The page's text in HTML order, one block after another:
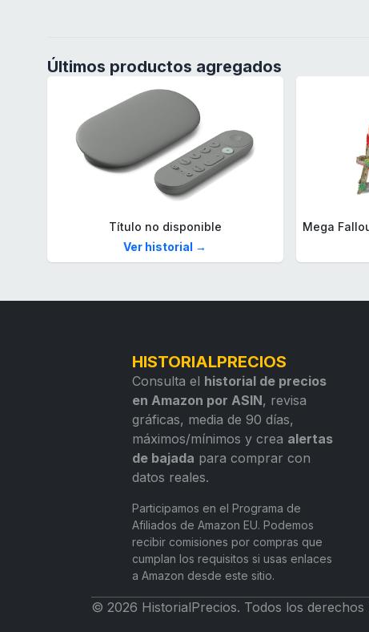
Últimos productos agregados
Título no disponible
Ver historial →
HISTORIALPRECIOS
Consulta el historial de precios
en Amazon por ASIN, revisa
gráficas, media de 90 días,
máximos/mínimos y crea alertas
de bajada para comprar con
datos reales.
Participamos en el Programa de
Afiliados de Amazon EU. Podemos
recibir comisiones por compras que
cumplan los requisitos si usas enlaces
a Amazon desde este sitio.
© 2026 HistorialPrecios. Todos los derechos